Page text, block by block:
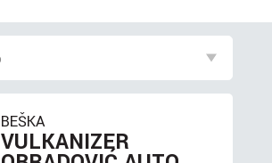
BEŠKA
VULKANIZER